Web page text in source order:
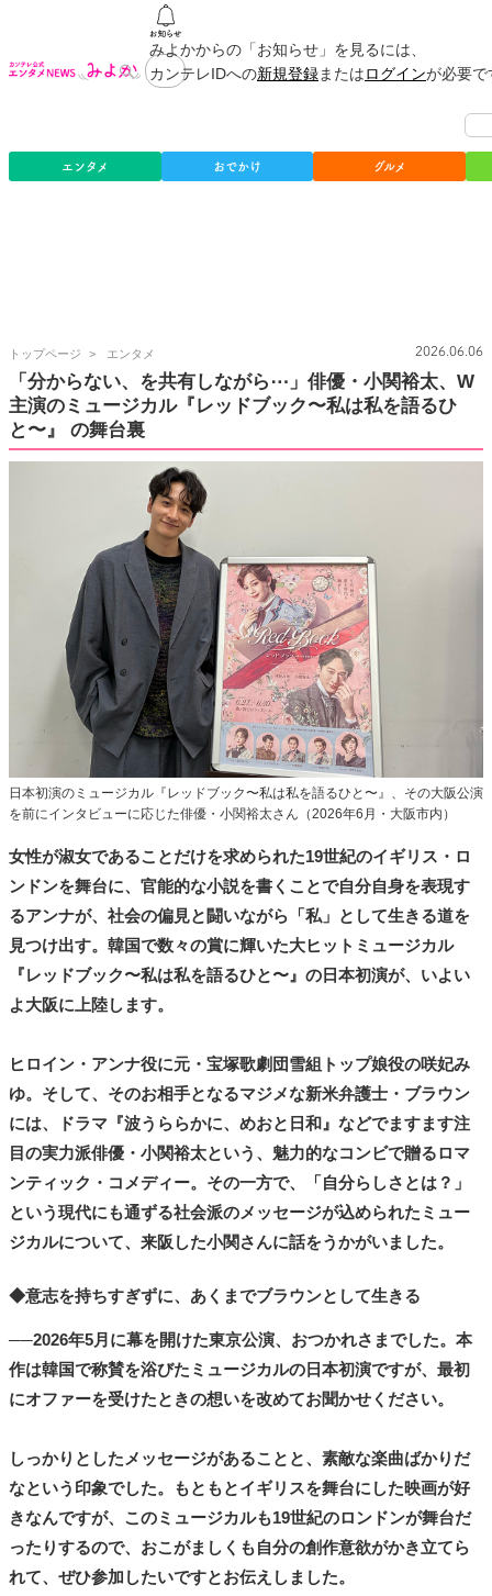
みよかからの「お知らせ」を見るには、
カンテレIDへの新規登録またはログインが必要
エンタメ おでかけ グルメ
トップページ
テ
レ
公
式
エ
W
S
よ
」
エンタメ 2026.06.06
「分からない、を共有しながら⋯」俳優・小関裕太、W
主演のミュージカル『レッドブック〜私は私を語るひ
と〜』 の舞台裏
日本初演のミュージカル『レッドブック〜私は私を語るひと〜』、その大阪公演
を前にインタビューに応じた俳優・小関裕太さん（2026年6月・大阪市内）
女性が淑女であることだけを求められた19世紀のイギリス・ロ
ンドンを舞台に、官能的な小説を書くことで自分自身を表現す
るアンナが、社会の偏見と闘いながら「私」として生きる道を
見つけ出す。韓国で数々の賞に輝いた大ヒットミュージカル
『レッドブック〜私は私を語るひと〜』の日本初演が、いよい
よ大阪に上陸します。
ヒロイン・アンナ役に元・宝塚歌劇団雪組トップ娘役の咲妃み
ゆ。そして、そのお相手となるマジメな新米弁護士・ブラウン
には、ドラマ『波うららかに、めおと日和』などでますます注
目の実力派俳優・小関裕太という、魅力的なコンビで贈るロマ
ンティック・コメディー。その一方で、「自分らしさとは？」
という現代にも通ずる社会派のメッセージが込められたミュー
ジカルについて、来阪した小関さんに話をうかがいました。
◆意志を持ちすぎずに、あくまでブラウンとして生きる
──2026年5月に幕を開けた東京公演、おつかれさまでした。本
作は韓国で称賛を浴びたミュージカルの日本初演ですが、最初
にオファーを受けたときの想いを改めてお聞かせください。
しっかりとしたメッセージがあることと、素敵な楽曲ばかりだ
なという印象でした。もともとイギリスを舞台にした映画が好
きなんですが、このミュージカルも19世紀のロンドンが舞台だ
ったりするので、おこがましくも自分の創作意欲がかき立てら
れて、ぜひ参加したいですとお伝えしました。